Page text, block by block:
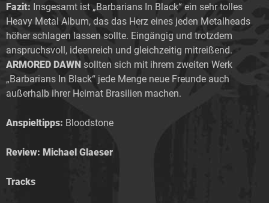
Fazit: Insgesamt ist „Barbarians In Black“ ein sehr tolles
Heavy Metal Album, das das Herz eines jeden Metalheads
höher schlagen lassen sollte. Eingängig und trotzdem
anspruchsvoll, ideenreich und gleichzeitig mitreißend.
ARMORED DAWN sollten sich mit ihrem zweiten Werk
„Barbarians In Black“ jede Menge neue Freunde auch
außerhalb ihrer Heimat Brasilien machen.
Anspieltipps: Bloodstone
Review: Michael Glaeser
Tracks